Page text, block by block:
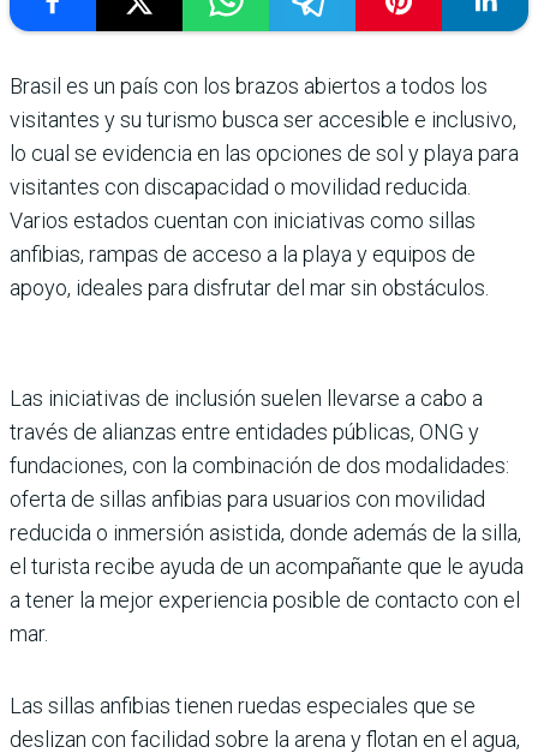
Brasil es un país con los brazos abiertos a todos los
visitantes y su turismo busca ser accesi­ble e inclusivo,
lo cual se evi­dencia en las opciones de sol y playa para
visitantes con dis­capacidad o movilidad redu­cida.
Varios estados cuentan con iniciativas como sillas
anfibias, rampas de acceso a la playa y equipos de
apoyo, ideales para disfrutar del mar sin obstáculos.
Las iniciativas de inclusión sue­len llevarse a cabo a
través de alianzas entre entidades públi­cas, ONG y
fundaciones, con la combinación de dos modali­dades:
oferta de sillas anfibias para usuarios con movilidad
reducida o inmersión asis­tida, donde además de la silla,
el turista recibe ayuda de un acompañante que le ayuda
a tener la mejor experiencia posi­ble de contacto con el
mar.
Las sillas anfibias tienen rue­das especiales que se
deslizan con facilidad sobre la arena y flotan en el agua,